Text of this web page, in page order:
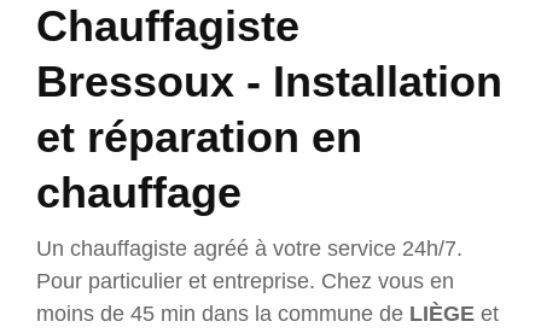
Chauffagiste
Bressoux - Installation
et réparation en
chauffage
Un chauffagiste agréé à votre service 24h/7.
Pour particulier et entreprise. Chez vous en
moins de 45 min dans la commune de LIÈGE et